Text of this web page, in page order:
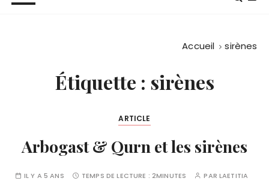
Accueil sirènes
Étiquette : sirènes
ARTICLE
Arbogast & Qurn et les sirènes
IL Y A 5 ANS TEMPS DE LECTURE : 2MINUTES PARLAETITIA